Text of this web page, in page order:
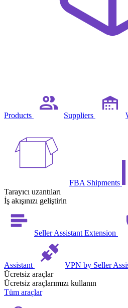
Products Suppliers
FBA Shipments
Tarayıcı uzantıları
İş akışınızı geliştirin
Seller Assistant Extension
Assistant
VPN by Seller
Ücretsiz araçlar
Ücretsiz araçlarımızı kullanın
Tüm araçlar